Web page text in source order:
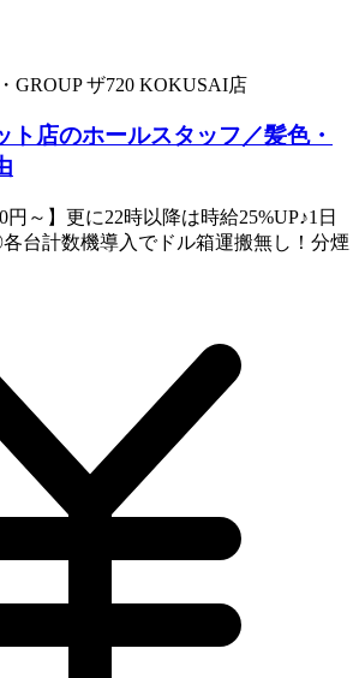
GROUP ザ720 KOKUSAI店
ト店のホールスタッフ／髪色・
円～】更に22時以降は時給25%UP♪1日
台計数機導入でドル箱運搬無し！分煙